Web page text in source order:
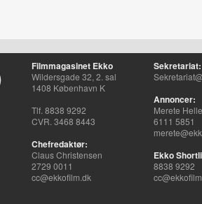
Filmmagasinet Ekko
Wildersgade 32, 2. sal
1408 København K
Tlf. 8838 9292
CVR. 3468 8443
Chefredaktør:
Claus Christensen
2729 0011
cc@ekkofilm.dk
Sekretariat:
Annoncer:
Merete
6111 5851
Ekko
8838 9292